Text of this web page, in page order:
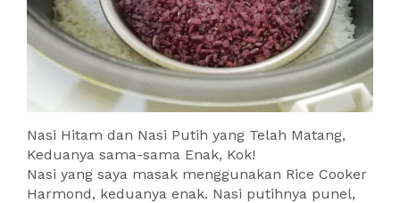
Nasi Hitam dan Nasi Putih yang Telah Matang,
Keduanya sama-sama Enak, Kok!
Nasi yang saya masak menggunakan Rice Cooker
Harmond, keduanya enak. Nasi putihnya punel,